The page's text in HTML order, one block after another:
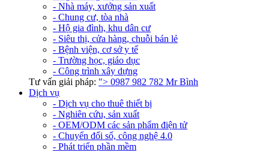
- Nhà máy, xưởng sản xuất
- Chung cư, tòa nhà
- Hộ gia đình, khu dân cư
- Siêu thị, cửa hàng, chuỗi bán lẻ
- Bệnh viện, cơ sở y tế
- Trường học, giáo dục
- Công trình xây dựng
Tư vấn giải pháp: "> 0987 982 782 Mr Bình
Dịch vụ
- Dịch vụ cho thuê thiết bị
- Nghiên cứu, sản xuất
- OEM/ODM các sản phẩm điện tử
- Chuyển đổi số, công nghệ 4.0
- Phát triển phần mềm